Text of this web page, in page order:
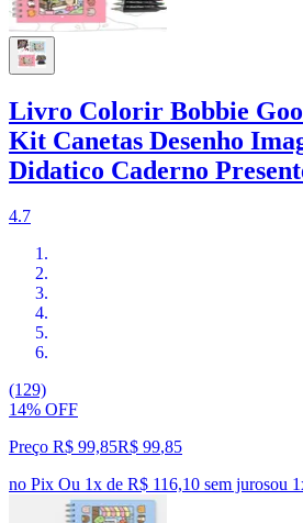
Livro Colorir Bobbie
Kit Canetas Desenho
Didatico Caderno
4.7
(129)
14% OFF
Preço R$ 99,85R$ 99,85
no Pix Ou 1x de R$ 116,10 sem jurosou 1